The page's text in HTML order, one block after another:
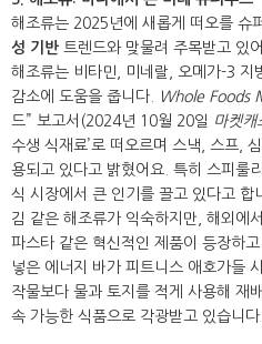
해조류는 2025년에 새롭게 떠오를 슈
성 기반 트렌드와 맞물려 주목받고 있
해조류는 비타민, 미네랄, 오메가-3 지
감소에 도움을 줍니다.
Whole Foods
드” 보고서(2024년 10월 20일 마켓캐
수생 식재료’로 떠오르며 스낵, 스프,
용되고 있다고 밝혔어요. 특히 스피룰
식 시장에서 큰 인기를 끌고 있다고 합
김 같은 해조류가 익숙하지만, 해외에
파스타 같은 혁신적인 제품이 등장하
넣은 에너지 바가 피트니스 애호가들
작물보다 물과 토지를 적게 사용해 재
속 가능한 식품으로 각광받고 있습니다.